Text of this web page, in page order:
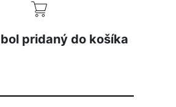
pridaný do košíka